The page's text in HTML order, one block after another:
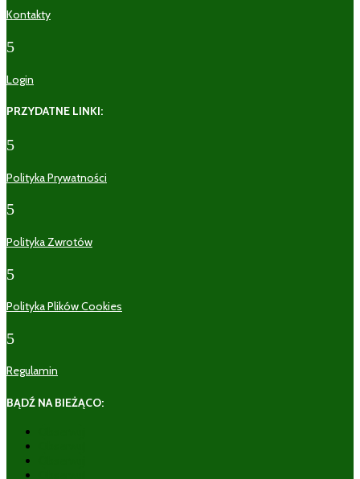
Kontakty
5
Login
PRZYDATNE LINKI:
5
Polityka Prywatności
5
Polityka Zwrotów
5
Polityka Plików Cookies
5
Regulamin
BĄDŹ NA BIEŻĄCO: